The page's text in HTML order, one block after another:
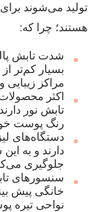
تولید می‌شوند
هستند؛ چرا که:
شدت تابش
بسیار کم‌تر
مراکز
اکثر
تابش نور
رنگ پوست
دارند و به
جلوگیری
سنسورهای
خانگی پیش
نواحی تیره